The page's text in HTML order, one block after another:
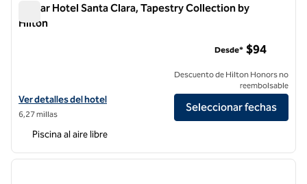
Avatar Hotel Santa Clara, Tapestry Collection by
Hilton
Ver detalles del hotel Avatar Hotel Santa Clara, Tapestry Collection
Ver detalles del hotel
6,27 millas
Desde* $94
Descuento de Hilton Honors no
reembolsable
Seleccionar fechas
Piscina al aire libre
1 de 12